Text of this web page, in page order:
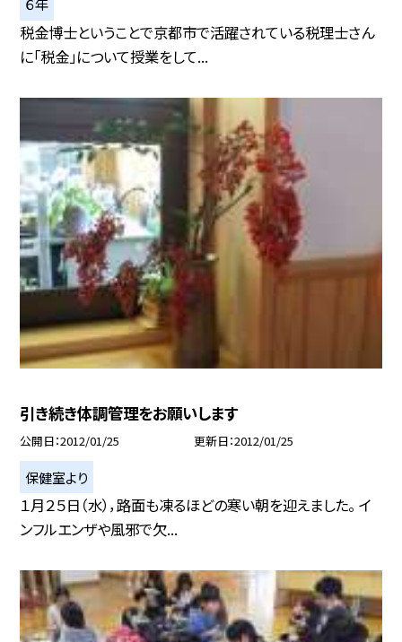
税金博士ということで京都市で活躍されている税理士さん
に「税金」について授業をして...
引き続き体調管理をお願いします
公開日 2012/01/25 更新日 2012/01/25
保健室より
１月２５日（水），路面も凍るほどの寒い朝を迎えました。 イ
ンフルエンザや風邪で欠...